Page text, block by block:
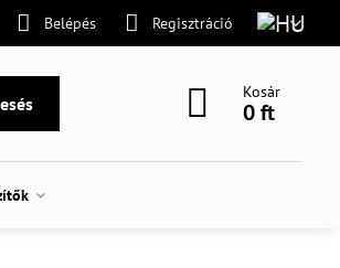
Belépés Regisztráció
Kosár
0 ft